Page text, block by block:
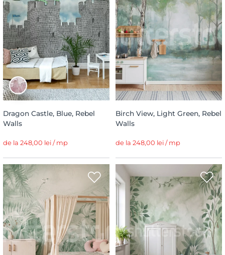
Dragon Castle, Blue, Rebel
Walls
de la 248,00 lei / mp
Birch View, Light Green, Rebel
Walls
de la 248,00 lei / mp